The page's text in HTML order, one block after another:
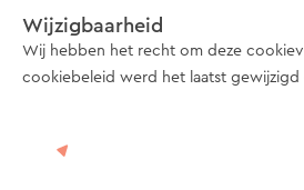
Wijzigbaarheid
Wij hebben het recht om deze
cookiebeleid werd het laatst gewijzigd